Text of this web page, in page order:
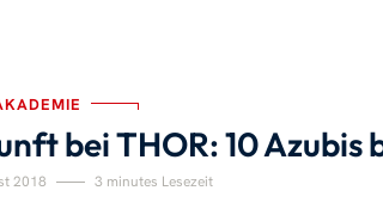
bei THOR: 10 Azubis
2018 3 minutes Lesezeit